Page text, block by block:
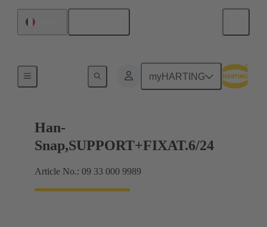
myHARTING
Montage d'insert
Han-
Snap,SUPPORT+FIXAT.6/24
Article No.: 09 33 000 9989